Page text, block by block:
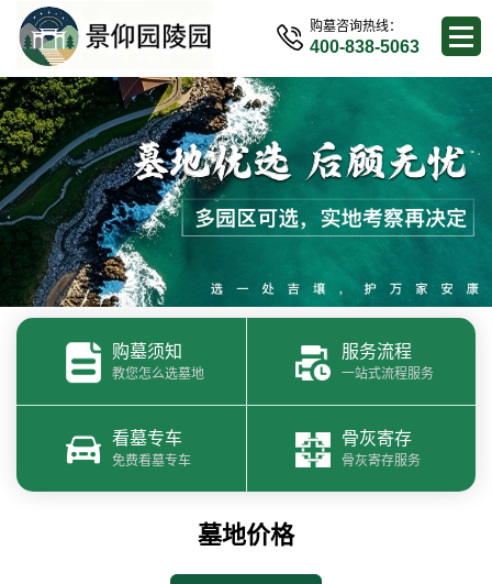
购墓咨询热线：
400-838-5063
购墓须知
教您怎么选墓地
服务流程
一站式流程服务
看墓专车
免费看墓专车
骨灰寄存
骨灰寄存服务
墓地价格